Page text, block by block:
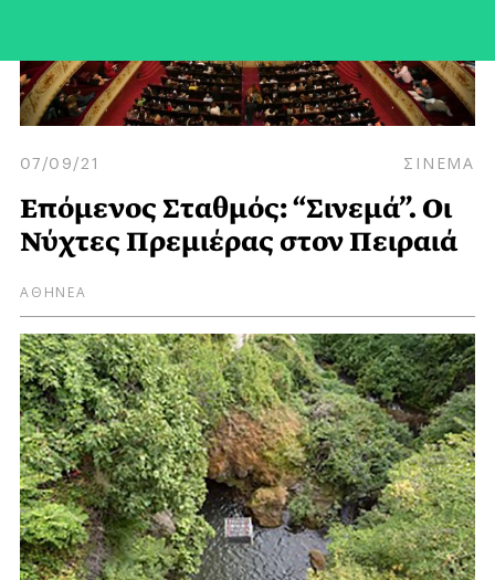
07/09/21 ΣΙΝΕΜΑ
Επόμενος Σταθμός: “Σινεμά”. Οι
Νύχτες Πρεμιέρας στον Πειραιά
ΑΘΗΝΕΑ